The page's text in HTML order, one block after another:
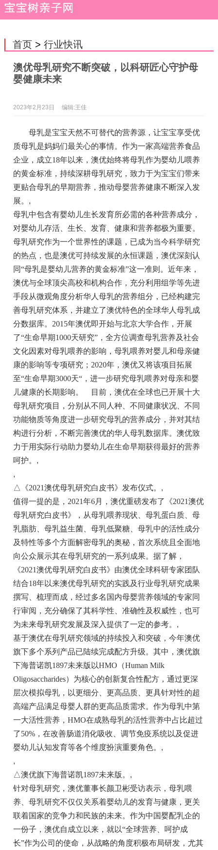
首页> 行业快讯
澳优母乳研究不断突破，以科研匠心守护母
婴健康未来
2023年2月23日 编辑:王佳
母乳是宝宝天然不可替代的营养源，让宝宝享受优
质母乳是妈妈们最关心的事情。作为一家高端营养食品
企业，成立18年以来，澳优始终将母乳作为婴幼儿喂养
的黄金标准，持续深耕母乳研究，致力于为宝宝们带来
更贴合母乳的早期营养，推动母婴营养健康不断深入发
展。 ,
母乳中包含有婴幼儿生长发育所必需的各种营养成分，
对婴幼儿存活、生长、发育、健康和营养都极为重要。
母乳研究作为一个世界性的课题，已成为当今科学研究
的热点，也是澳优可持续发展的永恒课题，澳优深刻认
同“母乳是婴幼儿营养的黄金标准”这一准则。近年来，
澳优与全球顶尖高校和机构合作，充分利用组学等先进
手段从微观角度分析华人母乳的营养组分，已经构建完
善母乳研究体系，并建立了澳优特色的全球华人母乳成
分数据库。2015年澳优即开始与北京大学合作，开展
了“生命早期1000天研究”，全方位调查母乳营养及社会
文化因素对母乳喂养的影响，母乳喂养对婴儿和母亲健
康的影响等专项研究；2020年，澳优又将该项目拓展
至“生命早期3000天“，进一步研究母乳喂养对母亲和婴
儿健康的长期影响。 目前，澳优在全球也已开展十大
母乳研究项目，分别从不同人种、不同健康状况、不同
功能物质等角度进一步研究母乳的营养成分，并对其结
构进行分析，不断完善澳优的华人母乳数据库。澳优致
力于用实际行动助力婴幼儿在生命早期获得最好的营养
呵护。 ,
,
△《2021澳优母乳研究白皮书》发布仪式。 ,
值得一提的是，2021年6月，澳优重磅发布了《2021澳优
母乳研究白皮书》，从母乳喂养现状、母乳蛋白质、母
乳脂肪、母乳益生菌、母乳低聚糖、母乳中的活性成分
及特性等多个方面解密母乳的奥秘，首次系统且全面地
向公众展示其在母乳研究的一系列成果。据了解，
《2021澳优母乳研究白皮书》由澳优全球科研专家团队
结合18年以来澳优母乳研究的实践及行业母乳研究成果
撰写、梳理而成，经过多名国内母婴营养领域的专家同
行审阅，充分确保了其科学性、准确性及权威性，也可
为未来母乳研究发展及深入提供了一定的参考。 ,
基于澳优在母乳研究领域的持续投入和突破，今年澳优
旗下多个系列产品已陆续完成配方升级。其中，澳优旗
下海普诺凯1897未来版以HMO（Human Milk
Oligosaccharides）为核心的创新复合性配方，通过更深
层次模拟母乳，以更细分、更高品质、更具针对性的超
高端产品满足母婴人群的更高品质需求。作为母乳中第
一大活性营养，HMO在成熟母乳的活性营养中占比超过
了50%，在改善肠道消化吸收、调节免疫系统以及促进
婴幼儿认知发育等各个维度扮演重要角色。 ,
,
△澳优旗下海普诺凯1897未来版。 ,
针对母乳研究，澳优董事长颜卫彬受访表示，母乳喂
养、母乳研究不仅仅关系着婴幼儿的发育与健康，更关
联着国家的竞争力和民族的未来。作为中国婴配乳企的
一份子，澳优自成立以来，就以“全球营养、呵护成
长”作为公司的使命，从战略的角度积极布局研发，尤其